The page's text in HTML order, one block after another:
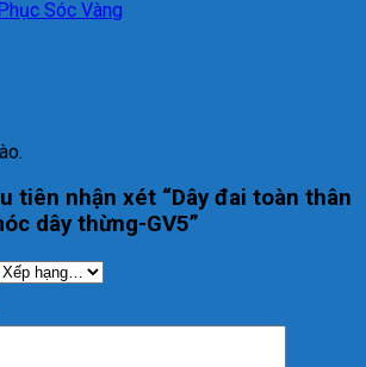
Sóc Vàng
tiên nhận xét “Dây đai toàn thân
dây thừng-GV5”